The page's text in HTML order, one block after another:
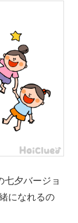
七夕バージョ
になれるの